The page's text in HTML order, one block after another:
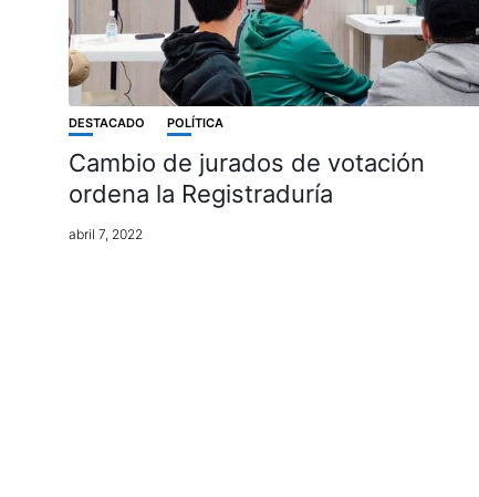
DESTACADO POLÍTICA
Cambio de jurados de votación
ordena la Registraduría
abril 7, 2022